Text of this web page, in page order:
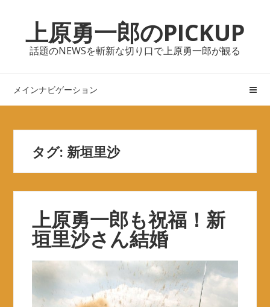
シ
ョ
ス
ツ
へ
ッ
上原勇一郎のPICKUP
話題のNEWSを斬新な切り口で上原勇一郎が観る
メインナビゲーション
タグ: 新垣里沙
上原勇一郎も祝福！新
垣里沙さん結婚